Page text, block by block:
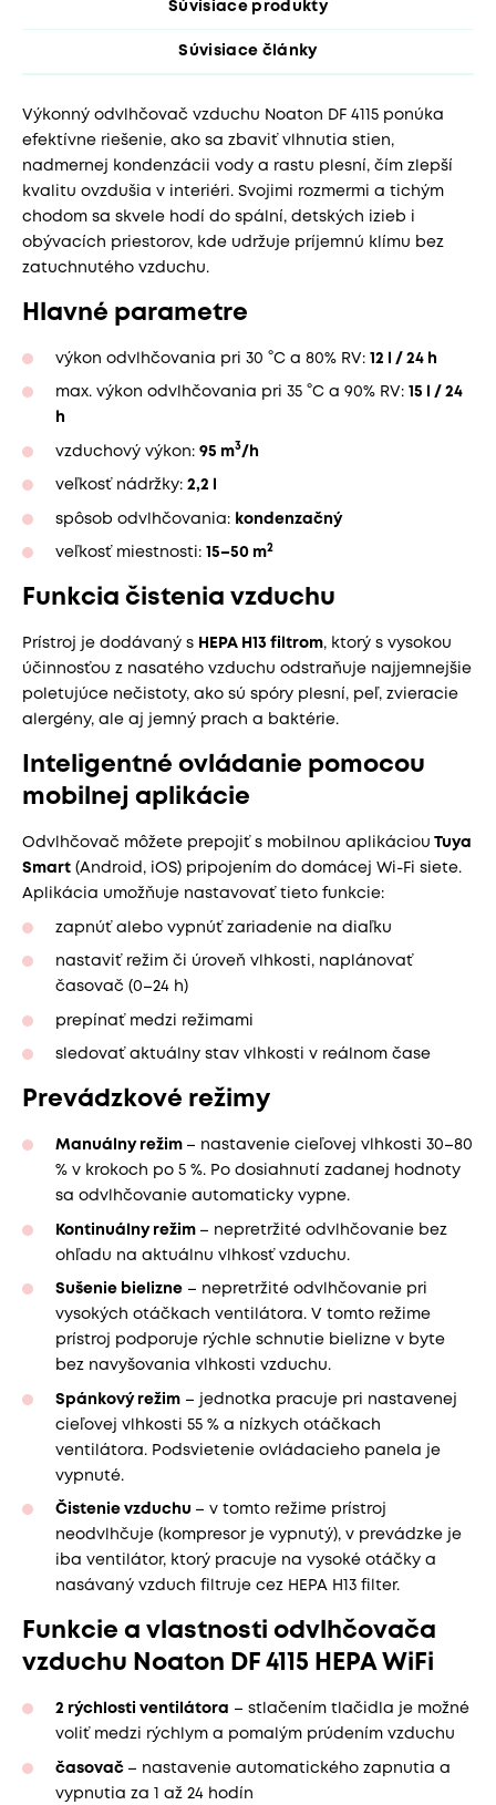
Súvisiace produkty
Súvisiace články
Výkonný odvlhčovač vzduchu Noaton DF 4115 ponúka
efektívne riešenie, ako sa zbaviť vlhnutia stien,
nadmernej kondenzácii vody a rastu plesní, čím zlepší
kvalitu ovzdušia v interiéri. Svojimi rozmermi a tichým
chodom sa skvele hodí do spální, detských izieb i
obývacích priestorov, kde udržuje príjemnú klímu bez
zatuchnutého vzduchu.
Hlavné parametre
výkon odvlhčovania pri 30 °C a 80% RV: 12 l / 24 h
max. výkon odvlhčovania pri 35 °C a 90% RV: 15 l / 24
h
vzduchový výkon: 95 m3/h
veľkosť nádržky: 2,2 l
spôsob odvlhčovania: kondenzačný
veľkosť miestnosti: 15–50 m2
Funkcia čistenia vzduchu
Prístroj je dodávaný s HEPA H13 filtrom, ktorý s vysokou
účinnosťou z nasatého vzduchu odstraňuje najjemnejšie
poletujúce nečistoty, ako sú spóry plesní, peľ, zvieracie
alergény, ale aj jemný prach a baktérie.
Inteligentné ovládanie pomocou
mobilnej aplikácie
Odvlhčovač môžete prepojiť s mobilnou aplikáciou Tuya
Smart (Android, iOS) pripojením do domácej Wi-Fi siete.
Aplikácia umožňuje nastavovať tieto funkcie:
zapnúť alebo vypnúť zariadenie na diaľku
nastaviť režim či úroveň vlhkosti, naplánovať
časovač (0–24 h)
prepínať medzi režimami
sledovať aktuálny stav vlhkosti v reálnom čase
Prevádzkové režimy
Manuálny režim – nastavenie cieľovej vlhkosti 30–80
% v krokoch po 5 %. Po dosiahnutí zadanej hodnoty
sa odvlhčovanie automaticky vypne.
Kontinuálny režim – nepretržité odvlhčovanie bez
ohľadu na aktuálnu vlhkosť vzduchu.
Sušenie bielizne – nepretržité odvlhčovanie pri
vysokých otáčkach ventilátora. V tomto režime
prístroj podporuje rýchle schnutie bielizne v byte
bez navyšovania vlhkosti vzduchu.
Spánkový režim – jednotka pracuje pri nastavenej
cieľovej vlhkosti 55 % a nízkych otáčkach
ventilátora. Podsvietenie ovládacieho panela je
vypnuté.
Čistenie vzduchu – v tomto režime prístroj
neodvlhčuje (kompresor je vypnutý), v prevádzke je
iba ventilátor, ktorý pracuje na vysoké otáčky a
nasávaný vzduch filtruje cez HEPA H13 filter.
Funkcie a vlastnosti odvlhčovača
vzduchu Noaton DF 4115 HEPA WiFi
2 rýchlosti ventilátora – stlačením tlačidla je možné
voliť medzi rýchlym a pomalým prúdením vzduchu
časovač – nastavenie automatického zapnutia a
vypnutia za 1 až 24 hodín